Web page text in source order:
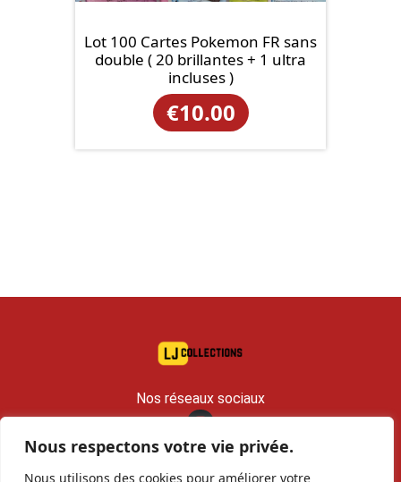
Nous respectons votre vie privée.
Nous utilisons des cookies pour améliorer votre
Lot 100 Cartes Pokemon FR sans
double ( 20 brillantes + 1 ultra
incluses )
€10.00
Nos réseaux sociaux
contact@lj-collections.com